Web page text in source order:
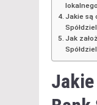
Jakie są
Jak